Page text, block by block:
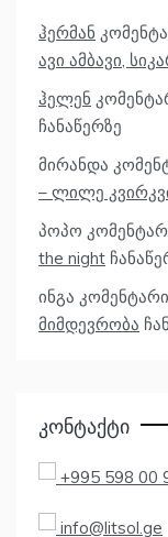
ჰერმან
ავი ამბავი,
ჰელენ
ჩანაწერზე
მირანდა
– ლილე
პოპო
the night
ინგა კომენტარი
მიმდევრობა
Კონტაქტი
+995 598 00
info@litsol.ge